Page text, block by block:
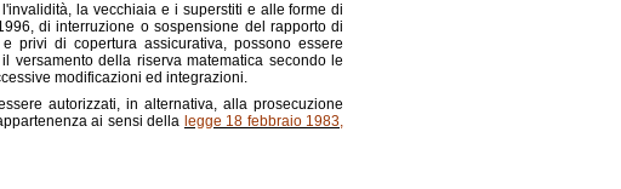
la vecchiaia e i superstiti e alle forme di
di interruzione o sospensione del rapporto di
privi di copertura assicurativa, possono essere
versamento della riserva matematica secondo le
modificazioni ed integrazioni.
autorizzati, in alternativa, alla prosecuzione
ai sensi della legge 18 febbraio 1983,